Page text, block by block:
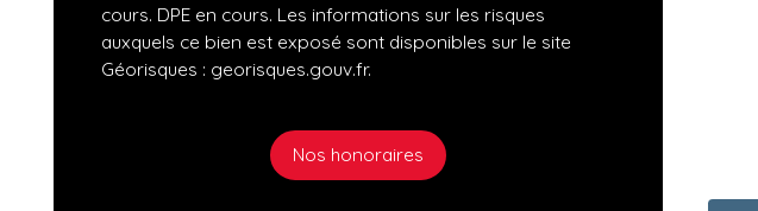
cours. DPE en cours. Les informations sur les risques
auxquels ce bien est exposé sont disponibles sur le site
Géorisques : georisques.gouv.fr.
Nos honoraires